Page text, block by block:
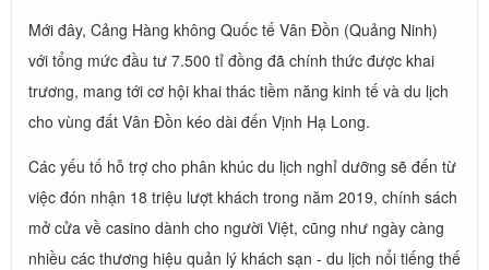
Mới đây, Cảng Hàng không Quốc tế Vân Đồn (Quảng Ninh)
với tổng mức đầu tư 7.500 tỉ đồng đã chính thức được khai
trương, mang tới cơ hội khai thác tiềm năng kinh tế và du lịch
cho vùng đất Vân Đồn kéo dài đến Vịnh Hạ Long.
Các yếu tố hỗ trợ cho phân khúc du lịch nghỉ dưỡng sẽ đến từ
việc đón nhận 18 triệu lượt khách trong năm 2019, chính sách
mở cửa về casino dành cho người Việt, cũng như ngày càng
nhiều các thương hiệu quản lý khách sạn - du lịch nổi tiếng thế